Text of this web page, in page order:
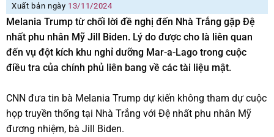
Xuất bản ngày 13/11/2024
Melania Trump từ chối lời đề nghị đến Nhà Trắng gặp Đệ
nhất phu nhân Mỹ Jill Biden. Lý do được cho là liên quan
đến vụ đột kích khu nghỉ dưỡng Mar-a-Lago trong cuộc
điều tra của chính phủ liên bang về các tài liệu mật.
CNN đưa tin bà Melania Trump dự kiến không tham dự cuộc
họp truyền thống tại Nhà Trắng với Đệ nhất phu nhân Mỹ
đương nhiệm, bà Jill Biden.